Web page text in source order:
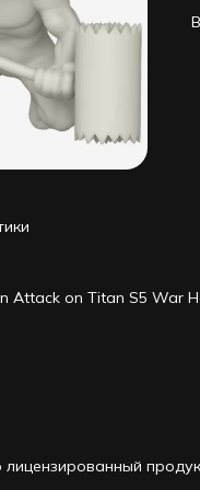
Attack on Titan S5 War